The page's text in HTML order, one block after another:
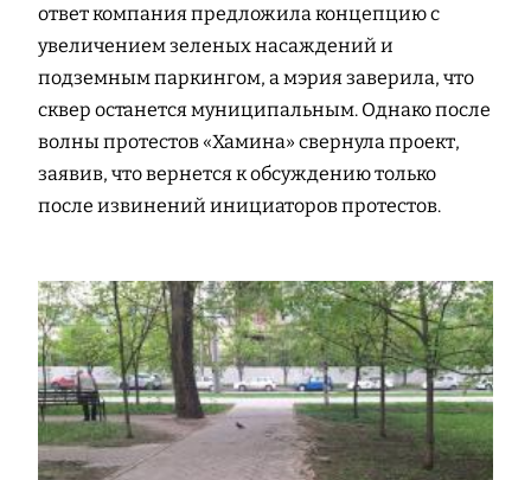
ответ компания предложила концепцию с
увеличением зеленых насаждений и
подземным паркингом, а мэрия заверила, что
сквер останется муниципальным. Однако после
волны протестов «Хамина» свернула проект,
заявив, что вернется к обсуждению только
после извинений инициаторов протестов.